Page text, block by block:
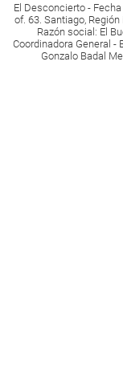
El Desconcierto -
of. 63. Santiago,
Razón social: El
Coordinadora General -
Gonzalo Badal